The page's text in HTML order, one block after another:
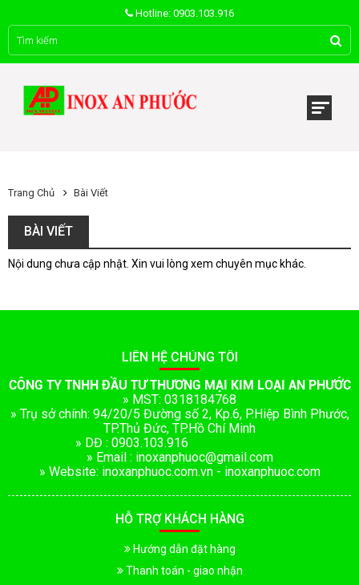
Hotline: 0903.103.916
Trang Chủ Bài Viết
BÀI VIẾT
Nội dung chưa cập nhật. Xin vui lòng xem chuyên mục khác.
LIÊN HỆ CHÚNG TÔI
CÔNG TY TNHH ĐẦU TƯ THƯƠNG MẠI KIM LOẠI AN PHƯỚC
» MST: 0318184768
» Trụ sở chính: 94/20/5 Đường số 2, Kp.6, P.Hiệp Bình Phước,
TP.Thủ Đức, TP.Hồ Chí Minh
» DĐ : 0903.103.916
» Email : inoxanphuoc@gmail.com
» Website: inoxanphuoc.com.vn - inoxanphuoc.com
HỖ TRỢ KHÁCH HÀNG
Hướng dẫn đặt hàng
Thanh toán - giao nhận